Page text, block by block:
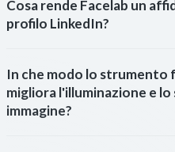
Cosa rende Facelab un
profilo LinkedIn?
In che modo lo strumento
migliora l'illuminazione e
immagine?